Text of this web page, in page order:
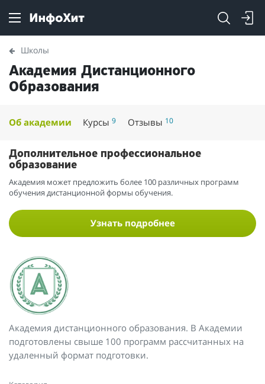
Школы
Академия Дистанционного
Образования
Об академии Курсы9 Отзывы 10
Академия дистанционного образования. В Академии
подготовлены свыше 100 программ рассчитанных на
удаленный формат подготовки.
Дополнительное профессиональное
образование
Академия может предложить более 100 различных программ
обучения дистанционной формы обучения.
Узнать подробнее